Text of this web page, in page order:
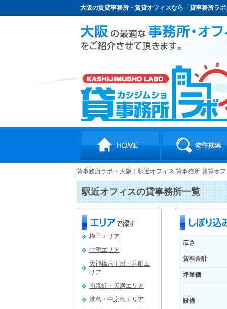
大阪の賃貸事務所・賃貸オフィスなら「貸事務所ラ
貸事務所ラボ > 大阪｜駅近オフィス 貸事務所 賃貸オ
駅近オフィスの貸事務所一覧
梅田エリア
中津エリア
天神橋六丁目・扇町エ
リア
南森町・天満エリア
堂島・中之島エリア
広さ
賃料合計
坪単価
設備